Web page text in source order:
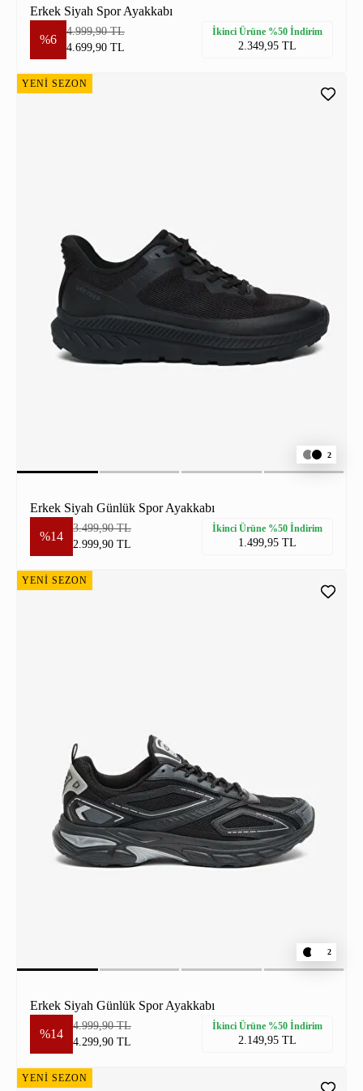
Erkek Siyah Spor Ayakkabı
%6
4.999,90 TL
4.699,90 TL
İkinci Ürüne %50 İndirim
2.349,95 TL
YENİ SEZON
2
Erkek Siyah Günlük Spor Ayakkabı
%14
3.499,90 TL
2.999,90 TL
İkinci Ürüne %50 İndirim
1.499,95 TL
YENİ SEZON
2
Erkek Siyah Günlük Spor Ayakkabı
%14
4.999,90 TL
4.299,90 TL
İkinci Ürüne %50 İndirim
2.149,95 TL
YENİ SEZON